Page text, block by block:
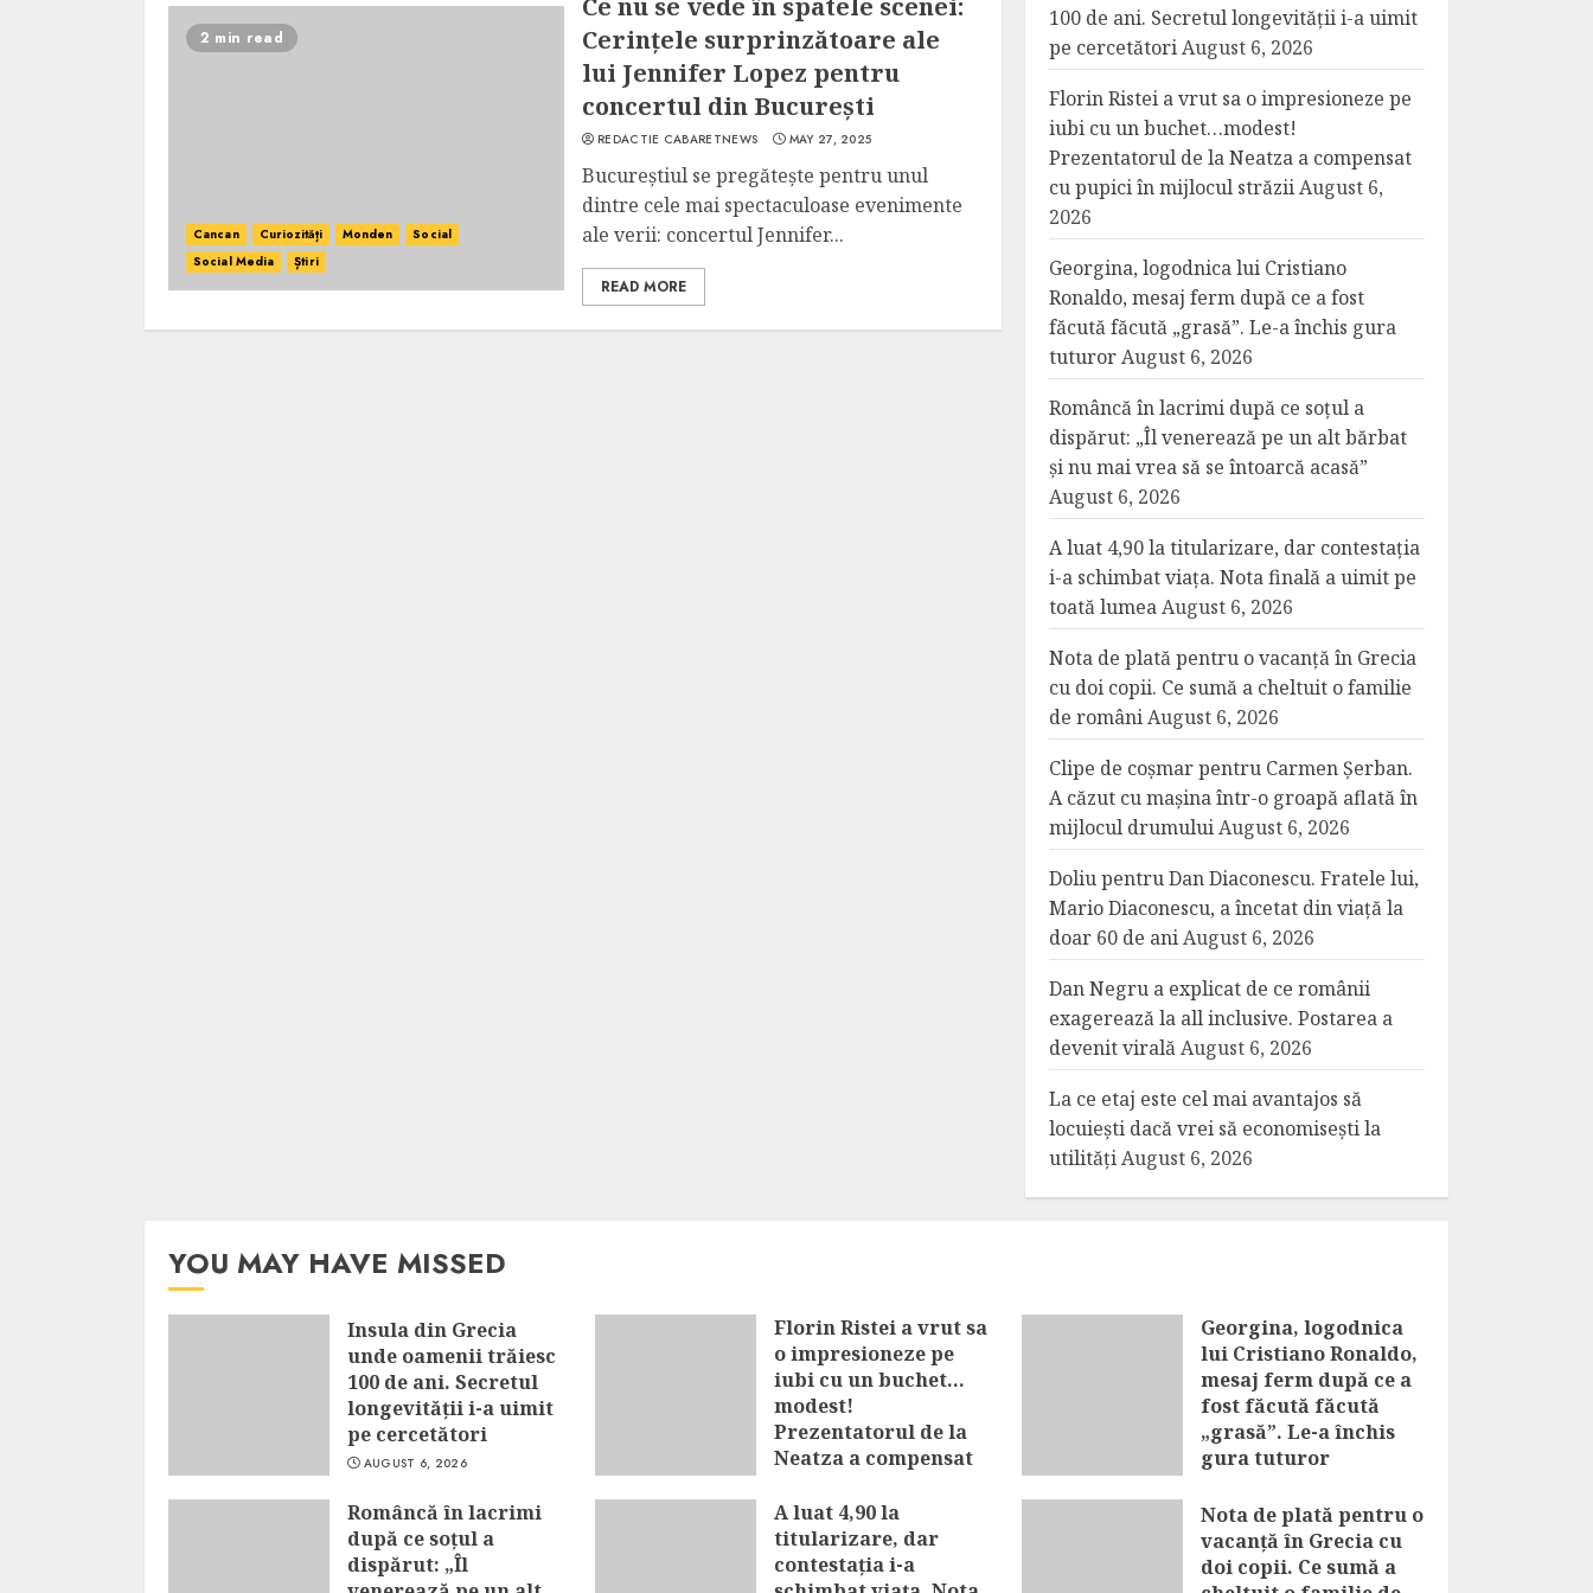
2 min read
Cancan Curiozități Monden
Social
Social Media
Știri
Ce nu se vede în spatele scenei:
Cerințele surprinzătoare ale
lui Jennifer Lopez pentru
concertul din București
REDACTIE CABARETNEWS MAY 27, 2025
Bucureștiul se pregătește pentru unul
dintre cele mai spectaculoase evenimente
ale verii: concertul Jennifer...
READ MORE
100 de ani. Secretul longevității i-a uimit
pe cercetătoriAugust 6, 2026
Florin Ristei a vrut sa o impresioneze pe
iubi cu un buchet…modest!
Prezentatorul de la Neatza a compensat
cu pupici în mijlocul străziiAugust 6,
2026
Georgina, logodnica lui Cristiano
Ronaldo, mesaj ferm după ce a fost
făcută făcută „grasă”. Le-a închis gura
tuturorAugust 6, 2026
Româncă în lacrimi după ce soțul a
dispărut: „Îl venerează pe un alt bărbat
și nu mai vrea să se întoarcă acasă”
August 6, 2026
A luat 4,90 la titularizare, dar contestația
i-a schimbat viața. Nota finală a uimit pe
toată lumeaAugust 6, 2026
Nota de plată pentru o vacanță în Grecia
cu doi copii. Ce sumă a cheltuit o familie
de româniAugust 6, 2026
Clipe de coșmar pentru Carmen Șerban.
A căzut cu mașina într-o groapă aflată în
mijlocul drumuluiAugust 6, 2026
Doliu pentru Dan Diaconescu. Fratele lui,
Mario Diaconescu, a încetat din viață la
doar 60 de aniAugust 6, 2026
Dan Negru a explicat de ce românii
exagerează la all inclusive. Postarea a
devenit viralăAugust 6, 2026
La ce etaj este cel mai avantajos să
locuiești dacă vrei să economisești la
utilitățiAugust 6, 2026
YOU MAY HAVE MISSED
Insula din Grecia
unde oamenii trăiesc
100 de ani. Secretul
longevității i-a uimit
pe cercetători
AUGUST 6, 2026
Florin Ristei a vrut sa
o impresioneze pe
iubi cu un buchet…
modest!
Prezentatorul de la
Neatza a compensat
străzii
AUGUST 6, 2026
Georgina, logodnica
lui Cristiano Ronaldo,
mesaj ferm după ce a
fost făcută făcută
„grasă”. Le-a închis
gura tuturor
Româncă în lacrimi
după ce soțul a
dispărut: „Îl
A luat 4,90 la
titularizare, dar
contestația i-a
Nota de plată pentru o
vacanță în Grecia cu
doi copii. Ce sumă a